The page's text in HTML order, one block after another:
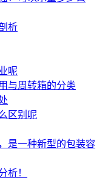
析
呢
与周转箱的分类
区别呢
是一种新型的包装容
！